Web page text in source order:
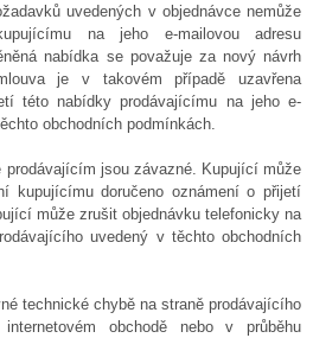
uvedených v objednávce nemůže
na jeho e-mailovou adresu
nabídka se považuje za nový návrh
je v takovém případě uzavřena
této nabídky prodávajícímu na jeho e-
obchodních podmínkách.
prodávajícím jsou závazné. Kupující může
kupujícímu doručeno oznámení o přijetí
může zrušit objednávku telefonicky na
uvedený v těchto obchodních
technické chybě na straně prodávajícího
obchodě nebo v průběhu